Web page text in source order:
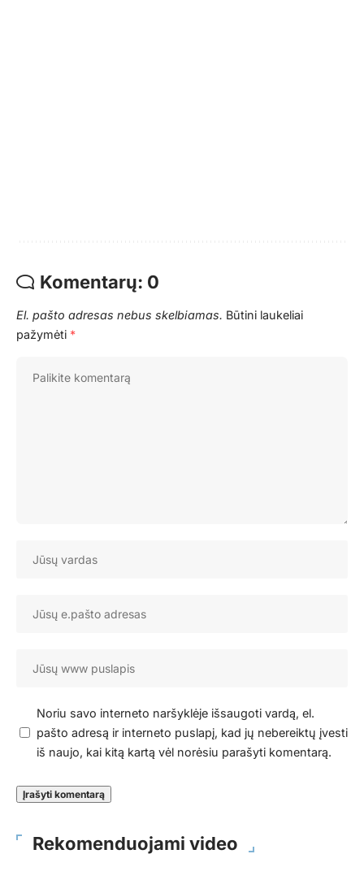
Komentarų: 0
El. pašto adresas nebus skelbiamas. Būtini laukeliai
pažymėti *
Noriu savo interneto naršyklėje išsaugoti vardą, el.
pašto adresą ir interneto puslapį, kad jų nebereiktų įvesti
iš naujo, kai kitą kartą vėl norėsiu parašyti komentarą.
Rekomenduojami video